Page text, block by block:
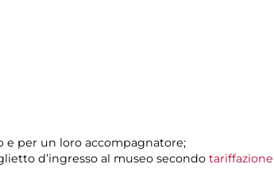
e per un loro accompagnatore;
d’ingresso al museo secondo